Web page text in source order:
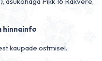
hinnainfo
kaupade ostmisel.